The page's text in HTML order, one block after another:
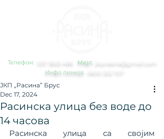
Телефон: 37 3825 486 Мејл:
jkp.rasina@gmail.com
Инфо линија:
0800 353 707
Расинска улица без воде до
14 часова
ЈКП „Расина” Брус
Dec 17, 2024
Расинска улица са својим